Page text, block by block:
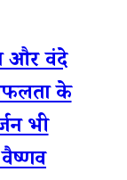
और वंदे
के
भी